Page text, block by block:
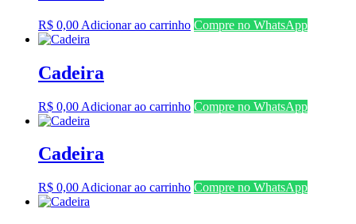
R$ 0,00 Adicionar ao carrinho Compre no WhatsApp
Cadeira
R$ 0,00 Adicionar ao carrinho Compre no WhatsApp
Cadeira
R$ 0,00 Adicionar ao carrinho Compre no WhatsApp